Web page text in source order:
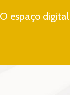
O espaço